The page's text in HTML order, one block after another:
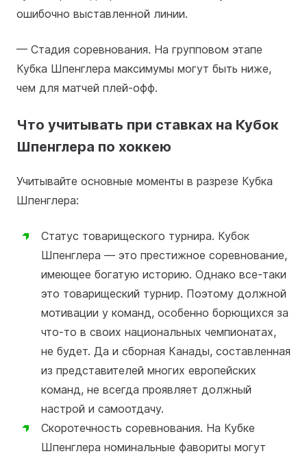
ошибочно выставленной линии.
— Стадия соревнования. На групповом этапе
Кубка Шпенглера максимумы могут быть ниже,
чем для матчей плей-офф.
Что учитывать при ставках на Кубок
Шпенглера по хоккею
Учитывайте основные моменты в разрезе Кубка
Шпенглера:
Статус товарищеского турнира. Кубок
Шпенглера — это престижное соревнование,
имеющее богатую историю. Однако все-таки
это товарищеский турнир. Поэтому должной
мотивации у команд, особенно борющихся за
что-то в своих национальных чемпионатах,
не будет. Да и сборная Канады, составленная
из представителей многих европейских
команд, не всегда проявляет должный
настрой и самоотдачу.
Скоротечность соревнования. На Кубке
Шпенглера номинальные фавориты могут